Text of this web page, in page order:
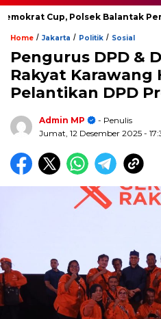
Cup, Polsek Balantak
Home / Jakarta / Politik / Sosial
Pengurus DPD &
Rakyat Karawang
Pelantikan DPD
Admin MP
- Penulis
Jumat, 12 Desember 2025 -